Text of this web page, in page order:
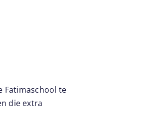
Fatimaschool te
die extra